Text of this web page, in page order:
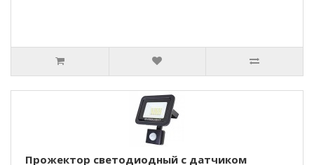
Прожектор светодиодный с датчиком